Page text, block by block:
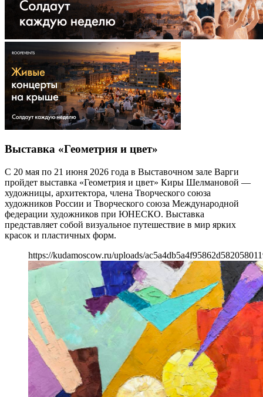
Выставка «Геометрия и цвет»
С 20 мая по 21 июня 2026 года в Выставочном зале Варги
пройдет выставка «Геометрия и цвет» Киры Шелмановой —
художницы, архитектора, члена Творческого союза
художников России и Творческого союза Международной
федерации художников при ЮНЕСКО. Выставка
представляет собой визуальное путешествие в мир ярких
красок и пластичных форм.
https://kudamoscow.ru/uploads/